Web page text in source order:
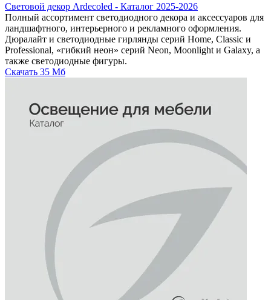
Световой декор Ardecoled - Каталог 2025-2026
Полный ассортимент светодиодного декора и аксессуаров для
ландшафтного, интерьерного и рекламного оформления.
Дюралайт и светодиодные гирлянды серий Home, Classic и
Professional, «гибкий неон» серий Neon, Moonlight и Galaxy, а
также светодиодные фигуры.
Скачать 35 Мб